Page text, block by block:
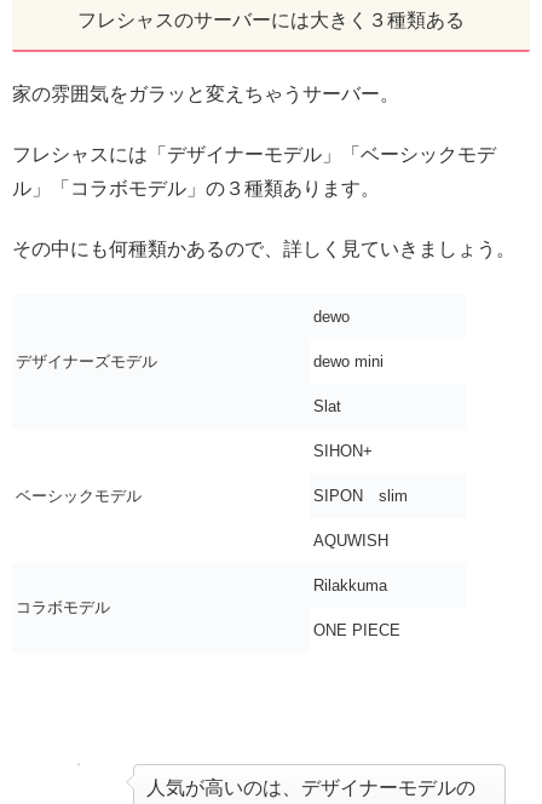
フレシャスのサーバーには大きく３種類ある
家の雰囲気をガラッと変えちゃうサーバー。
フレシャスには「デザイナーモデル」「ベーシックモデ
ル」「コラボモデル」の３種類あります。
その中にも何種類かあるので、詳しく見ていきましょう。
デザイナーズモデル
dewo
dewo mini
Slat
ベーシックモデル
SIHON+
SIPON slim
AQUWISH
コラボモデル
Rilakkuma
ONE PIECE
人気が高いのは、デザイナーモデルの